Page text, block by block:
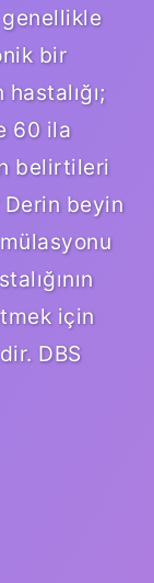
bir
60 ila
belirtileri
Derin beyin
için
DBS